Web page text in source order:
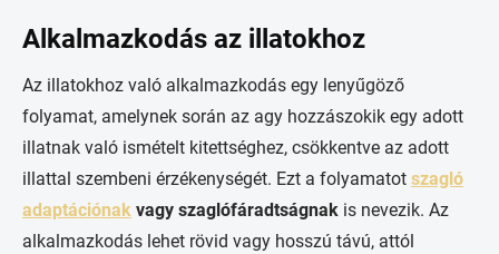
Alkalmazkodás az illatokhoz
Az illatokhoz való alkalmazkodás egy lenyűgöző
folyamat, amelynek során az agy hozzászokik egy adott
illatnak való ismételt kitettséghez, csökkentve az adott
illattal szembeni érzékenységét. Ezt a folyamatot szagló
adaptációnak vagy szaglófáradtságnak is nevezik. Az
alkalmazkodás lehet rövid vagy hosszú távú, attól